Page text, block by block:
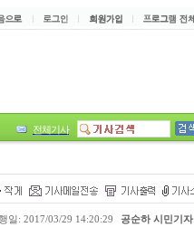
전체기사
일: 2017/03/29 14:20:29 공순하 시민기자